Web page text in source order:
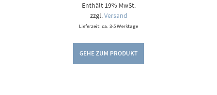
Enthält 19% MwSt.
zzgl.Versand
Lieferzeit: ca. 3-5 Werktage
GEHE ZUM PRODUKT